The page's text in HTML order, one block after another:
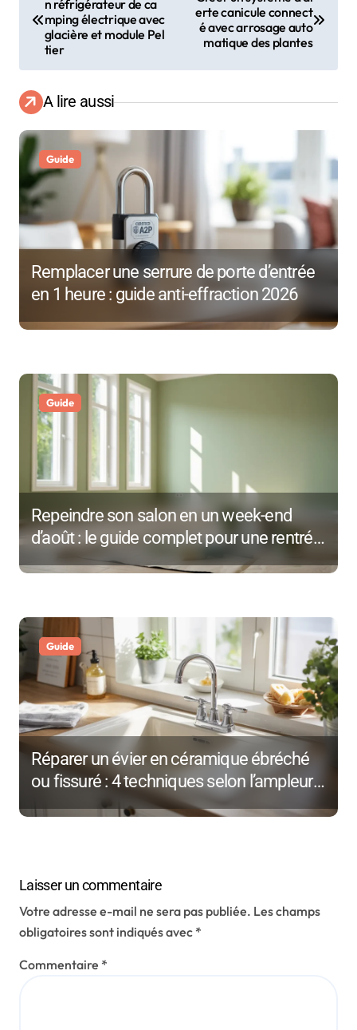
g
a
t
i
o
l
i
c
e
n réfrigérateur de ca
mping électrique avec
glacière et module Pel
tier
erte canicule connect
é avec arrosage auto
matique des plantes
A lire aussi
Guide
Remplacer une serrure de porte d’entrée
en 1 heure : guide anti-effraction 2026
Guide
Repeindre son salon en un week-end
d’août : le guide complet pour une rentrée
réussie
Guide
Réparer un évier en céramique ébréché
ou fissuré : 4 techniques selon l’ampleur
des dégâts
Laisser un commentaire
Votre adresse e-mail ne sera pas publiée. Les champs
obligatoires sont indiqués avec *
Commentaire *